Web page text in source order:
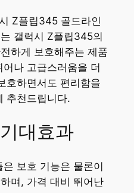
Z플립345 골드라인
갤럭시 Z플립345의
하게 보호해주는 제품
나 고급스러움을 더
호하면서도 편리함을
추천드립니다.
대효과
보호 기능은 물론이
며, 가격 대비 뛰어난